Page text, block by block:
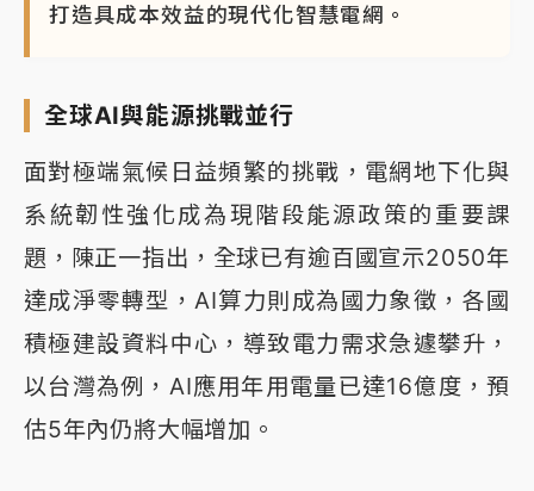
打造具成本效益的現代化智慧電網。
全球AI與能源挑戰並行
面對極端氣候日益頻繁的挑戰，電網地下化與
系統韌性強化成為現階段能源政策的重要課
題，陳正一指出，全球已有逾百國宣示2050年
達成淨零轉型，AI算力則成為國力象徵，各國
積極建設資料中心，導致電力需求急遽攀升，
以台灣為例，AI應用年用電量已達16億度，預
估5年內仍將大幅增加。